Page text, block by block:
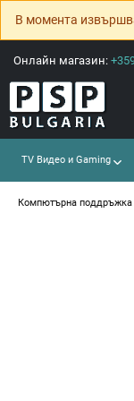
В момента
Онлайн магазин:
TV Видео и Gaming
Компютърна поддръжка